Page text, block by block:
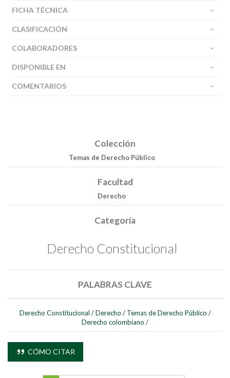
Buscar
FICHA TÉCNICA
CLASIFICACIÓN
COLABORADORES
DISPONIBLE EN
COMENTARIOS
Colección
Temas de Derecho Público
Facultad
Derecho
Categoría
Derecho Constitucional
PALABRAS CLAVE
Derecho Constitucional / Derecho / Temas de Derecho Público /
Derecho colombiano /
CÓMO CITAR